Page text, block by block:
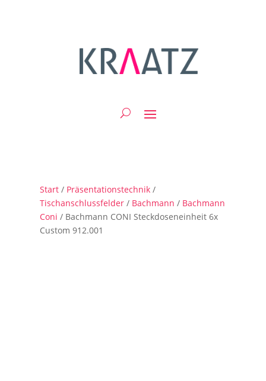
Start / Präsentationstechnik /
Tischanschlussfelder / Bachmann / Bachmann
Coni / Bachmann CONI Steckdoseneinheit 6x
Custom 912.001